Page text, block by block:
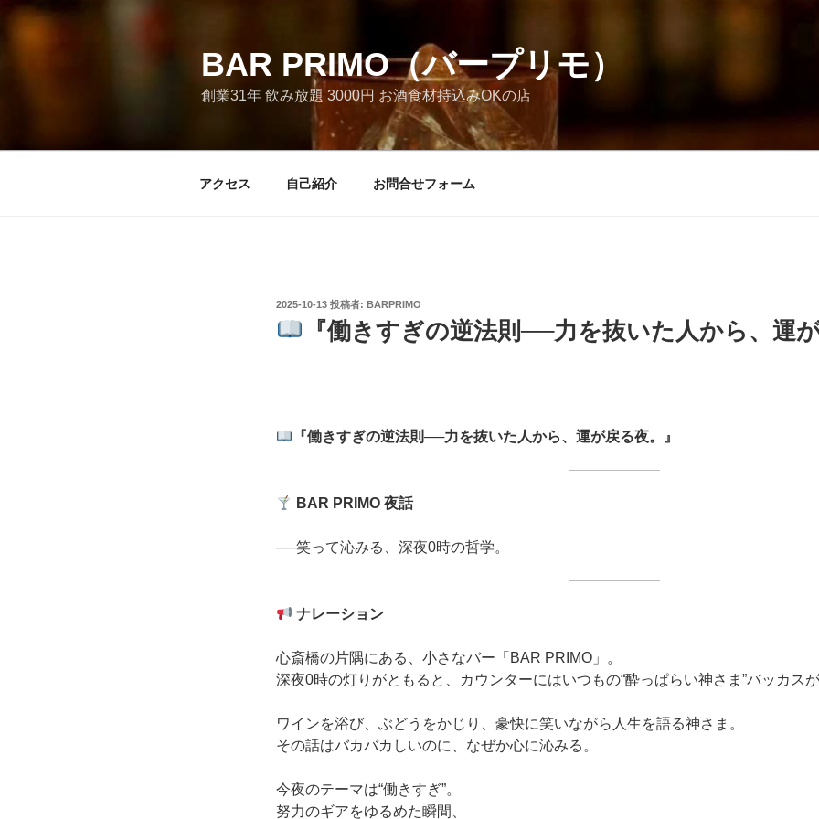
コ
BAR PRIMO（バープリモ）
創業31年 飲み放題 3000円 お酒食材持込みOKの店
アクセス 自己紹介 お問合せフォーム
投
日:
2025-10-13 投稿者: BARPRIMO
『働きすぎの逆法則──力を抜いた人から、運が
『働きすぎの逆法則──力を抜いた人から、運が戻る夜。』
BAR PRIMO夜話
──笑って沁みる、深夜0時の哲学。
ナレーション
心斎橋の片隅にある、小さなバー「BAR PRIMO」。
深夜0時の灯りがともると、カウンターにはいつもの“酔っぱらい神さま”バッカス
ワインを浴び、ぶどうをかじり、豪快に笑いながら人生を語る神さま。
その話はバカバカしいのに、なぜか心に沁みる。
今夜のテーマは“働きすぎ”。
努力のギアをゆるめた瞬間、